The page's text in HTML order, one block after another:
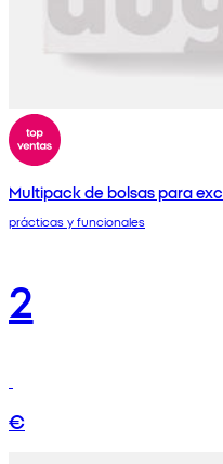
Multipack de bolsas para
prácticas y funcionales
2
€